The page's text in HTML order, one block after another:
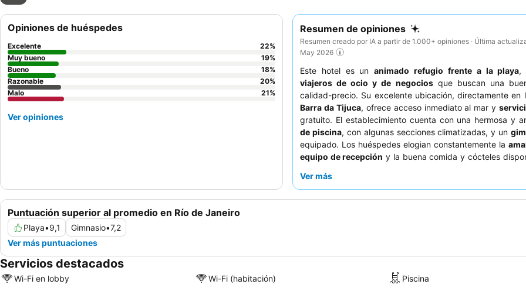
Resumen de opiniones
Resumen creado por IA a partir de 1.000+ opiniones · Última
May 2026
Este hotel es unanimado refugio frente a la playa,
viajeros de ocio y de negociosque buscan una
calidad-precio. Su excelente ubicación, directamente en
Barra da Tijuca, ofrece acceso inmediato al mar y
gratuito. El establecimiento cuenta con una hermosa y
de piscina, con algunas secciones climatizadas, y un
equipado. Los huéspedes elogian constantemente la
equipo de recepción y la buena comida y cócteles
deberían considerar solicitar una habitación alejada de
Ver más
Puntuación superior al promedio en Río de Janeiro
Playa•9,1 Gimnasio•7,2
Ver más puntuaciones
Opiniones de huéspedes
Excelente 22%
Muy bueno
19%
Bueno
18%
Razonable
20%
Malo
21%
Ver opiniones
Servicios destacados
Wi-Fi en lobby Wi-Fi (habitación) Piscina